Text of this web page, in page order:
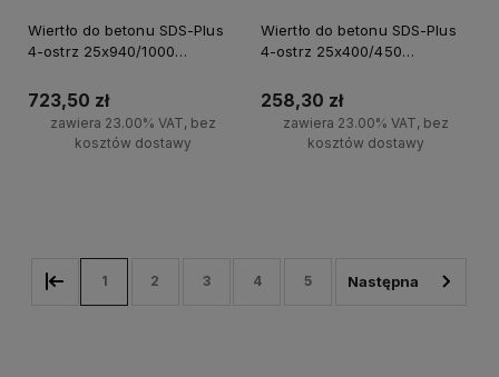
Wiertło do betonu SDS-Plus
4-ostrz 25x940/1000
723,50 zł
zawiera 23.00% VAT, bez
kosztów dostawy
Wiertło do betonu SDS-Plus
4-ostrz 25x400/450
258,30 zł
zawiera 23.00% VAT, bez
kosztów dostawy
1 2 3 4 5